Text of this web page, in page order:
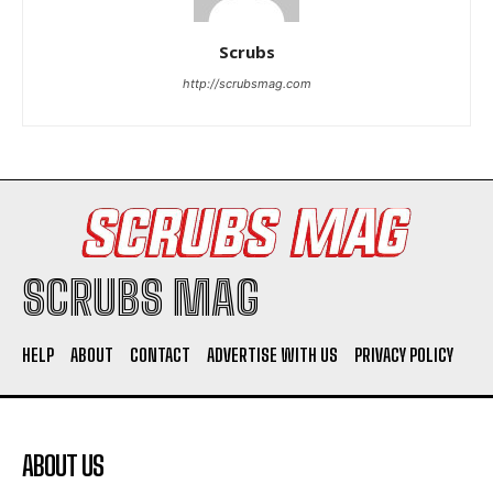
Scrubs
http://scrubsmag.com
SCRUBS MAG
HELP ABOUT CONTACT ADVERTISE WITH US PRIVACY POLICY
ABOUT US